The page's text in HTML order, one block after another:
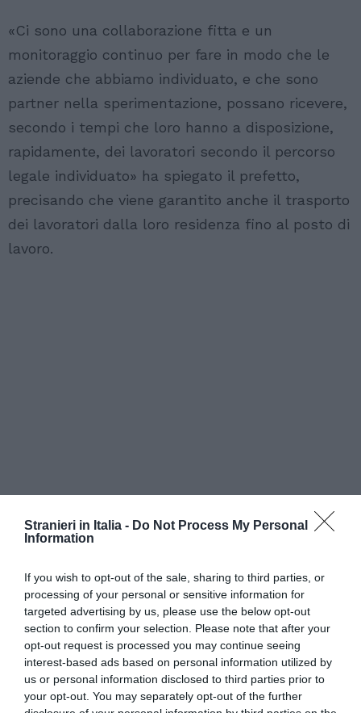
Stranieri in Italia - Do Not Process My Personal
Information
If you wish to opt-out of the sale, sharing to third parties, or
processing of your personal or sensitive information for
targeted advertising by us, please use the below opt-out
section to confirm your selection. Please note that after your
opt-out request is processed you may continue seeing
interest-based ads based on personal information utilized by
us or personal information disclosed to third parties prior to
your opt-out. You may separately opt-out of the further
«Ci sono una collaborazione fitta e un
monitoraggio continuo per fare in modo che le
aziende che abbiamo individuato, e che sono
partner nella sperimentazione, possano ricevere,
secondo i tempi che loro hanno a disposizione,
rapidamente, dei lavoratori secondo il percorso
legale individuato» ha spiegato il prefetto,
precisando che viene garantito anche il trasporto
dei lavoratori dalla loro residenza fino al posto di
lavoro.
E, nell’esprimere forte apprezzamento per le
intese raggiunte, ha dichiarato: «occorre lanciare